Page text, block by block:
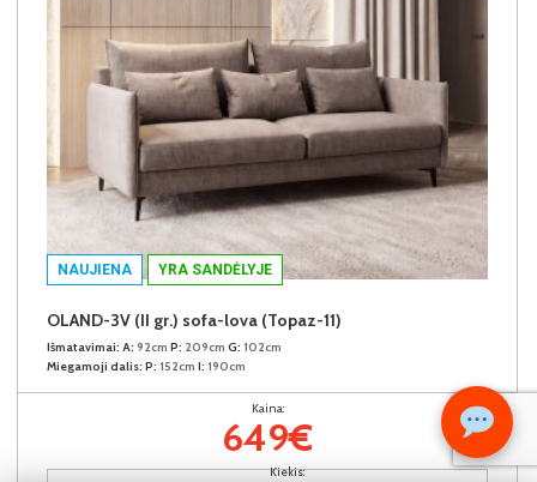
Kiekis:
NAUJIENA YRA SANDĖLYJE
OLAND-3V (II gr.) sofa-lova (Topaz-11)
Išmatavimai: A: 92cm P: 209cm G: 102cm
Miegamoji dalis: P: 152cm I: 190cm
Kaina:
649€